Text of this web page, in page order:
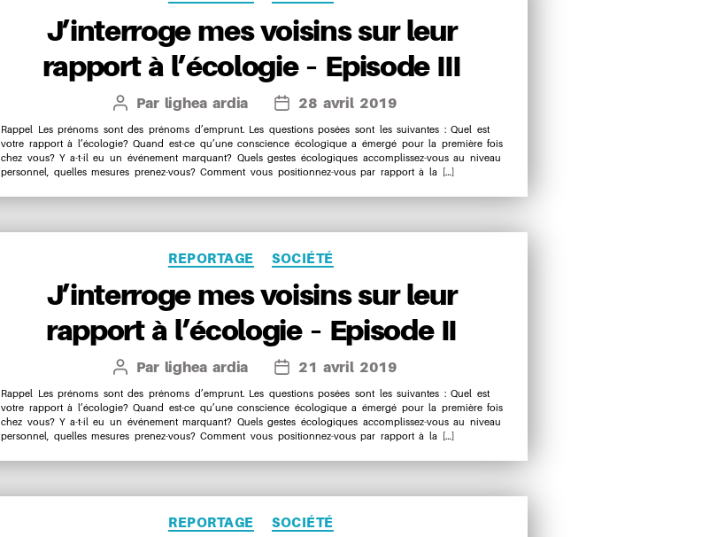
J’interroge mes voisins sur leur
rapport à l’écologie – Episode III
Auteur
de
l’article
Par lighea ardia
Date
de
l’article
28 avril 2019
Rappel Les prénoms sont des prénoms d’emprunt. Les questions posées sont les suivantes : Quel est
votre rapport à l’écologie? Quand est-ce qu’une conscience écologique a émergé pour la première fois
chez vous? Y a-t-il eu un événement marquant? Quels gestes écologiques accomplissez-vous au niveau
personnel, quelles mesures prenez-vous? Comment vous positionnez-vous par rapport à la […]
Catégories
REPORTAGE SOCIÉTÉ
J’interroge mes voisins sur leur
rapport à l’écologie – Episode II
Auteur
de
l’article
Par lighea ardia
Date
de
l’article
21 avril 2019
Rappel Les prénoms sont des prénoms d’emprunt. Les questions posées sont les suivantes : Quel est
votre rapport à l’écologie? Quand est-ce qu’une conscience écologique a émergé pour la première fois
chez vous? Y a-t-il eu un événement marquant? Quels gestes écologiques accomplissez-vous au niveau
personnel, quelles mesures prenez-vous? Comment vous positionnez-vous par rapport à la […]
Catégories
REPORTAGE SOCIÉTÉ